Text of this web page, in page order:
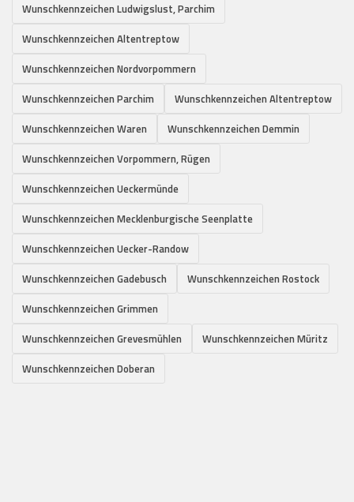
Wunschkennzeichen Ludwigslust, Parchim
Wunschkennzeichen Altentreptow
Wunschkennzeichen Nordvorpommern
Wunschkennzeichen Parchim
Wunschkennzeichen Altentreptow
Wunschkennzeichen Waren
Wunschkennzeichen Demmin
Wunschkennzeichen Vorpommern, Rügen
Wunschkennzeichen Ueckermünde
Wunschkennzeichen Mecklenburgische Seenplatte
Wunschkennzeichen Uecker-Randow
Wunschkennzeichen Gadebusch
Wunschkennzeichen Rostock
Wunschkennzeichen Grimmen
Wunschkennzeichen Grevesmühlen
Wunschkennzeichen Müritz
Wunschkennzeichen Doberan